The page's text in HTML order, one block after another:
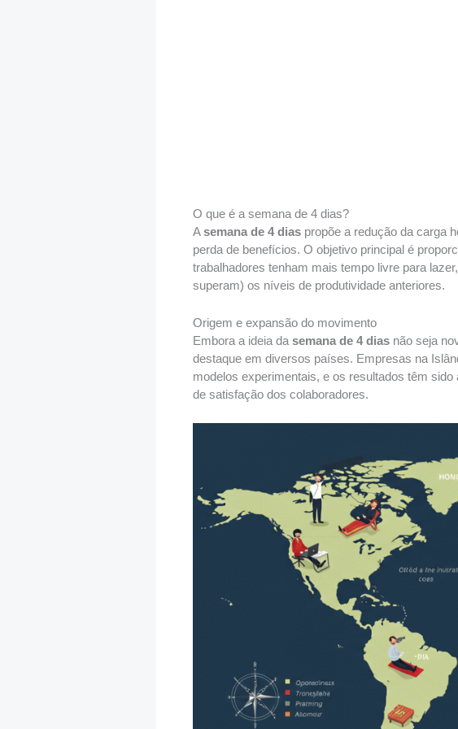
O que é a semana de 4 dias?
Asemana de 4 dias propõe a redução da carga
perda de benefícios. O objetivo principal é
trabalhadores tenham mais tempo livre para
superam) os níveis de produtividade anteriores.
Origem e expansão do movimento
Embora a ideia da semana de 4 dias não seja
destaque em diversos países. Empresas na
modelos experimentais, e os resultados têm
de satisfação dos colaboradores.